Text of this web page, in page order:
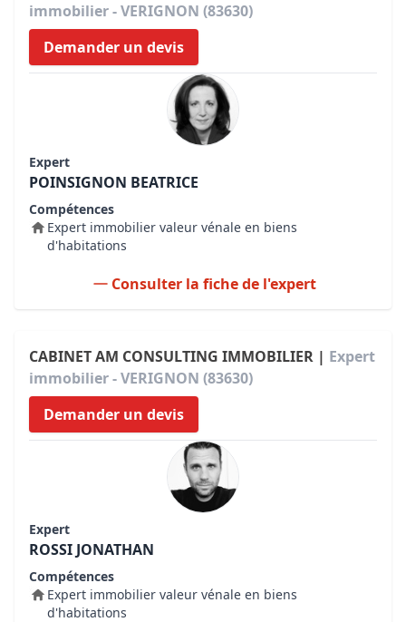
immobilier - VERIGNON (83630)
Demander un devis
Expert
POINSIGNON BEATRICE
Compétences
Expert immobilier valeur vénale en biens
d'habitations
Consulter la fiche de l'expert
CABINET AM CONSULTING IMMOBILIER | Expert
immobilier - VERIGNON (83630)
Demander un devis
Expert
ROSSI JONATHAN
Compétences
Expert immobilier valeur vénale en biens
d'habitations